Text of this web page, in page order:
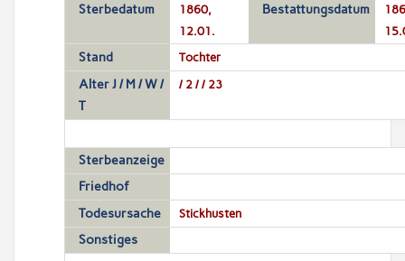
Sterbedatum
1860,
12.01.
Bestattungsdatum
Stand Tochter
Alter J / M / W /
T
/ 2 / / 23
Sterbeanzeige
Friedhof
Todesursache
Stickhusten
Sonstiges